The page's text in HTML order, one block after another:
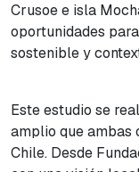
Crusoe e isla
oportunidades
sostenible y
Este estudio se
amplio que ambas
Chile. Desde